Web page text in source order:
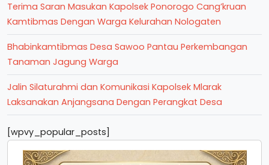
Terima Saran Masukan Kapolsek Ponorogo Cang’kruan
Kamtibmas Dengan Warga Kelurahan Nologaten
Bhabinkamtibmas Desa Sawoo Pantau Perkembangan
Tanaman Jagung Warga
Jalin Silaturahmi dan Komunikasi Kapolsek Mlarak
Laksanakan Anjangsana Dengan Perangkat Desa
[wpvy_popular_posts]